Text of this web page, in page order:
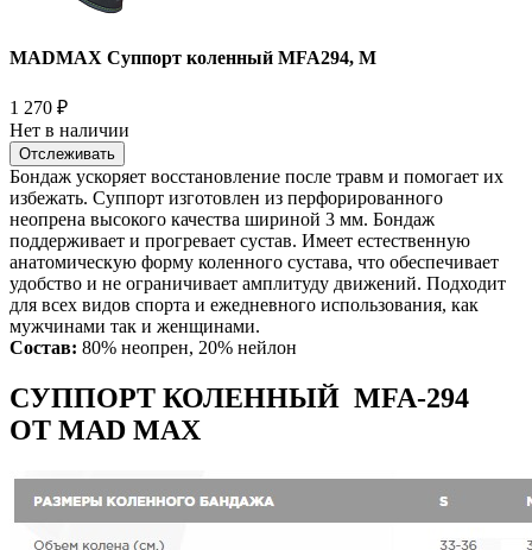
MADMAX Суппорт коленный MFA294, M
1 270 ₽
Нет в наличии
Отслеживать
Бондаж ускоряет восстановление после травм и помогает их
избежать. Суппорт изготовлен из перфорированного
неопрена высокого качества шириной 3 мм. Бондаж
поддерживает и прогревает сустав. Имеет естественную
анатомическую форму коленного сустава, что обеспечивает
удобство и не ограничивает амплитуду движений. Подходит
для всех видов спорта и ежедневного использования, как
мужчинами так и женщинами.
Состав: 80% неопрен, 20% нейлон
СУППОРТ КОЛЕННЫЙ MFA-294
ОТ MAD MAX